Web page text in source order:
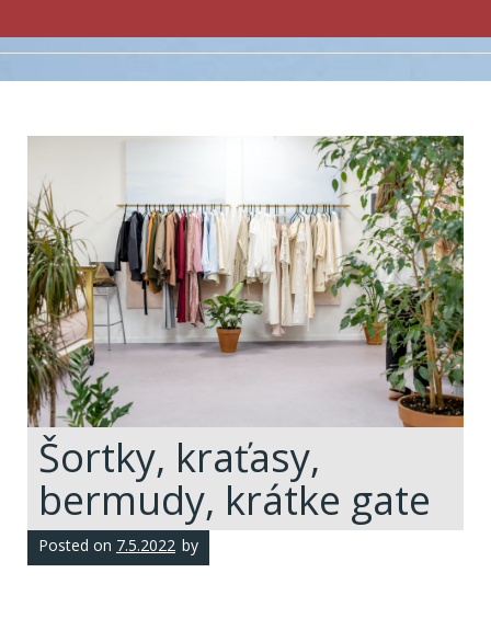
Šortky, kraťasy,
bermudy, krátke gate
Posted on 7.5.2022 by